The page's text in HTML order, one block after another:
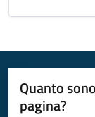
Quanto
pagina?